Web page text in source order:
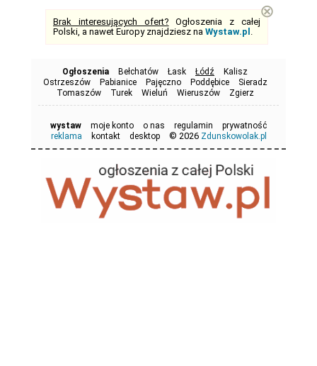
Brak interesujących ofert? Ogłoszenia z całej
Polski, a nawet Europy znajdziesz na Wystaw.pl .
⊗
Ogłoszenia Bełchatów Łask Łódź
Kalisz
Ostrzeszów
Pabianice Pajęczno Poddębice
Sieradz
Tomaszów
Turek Wieluń Wieruszów Zgierz
wystaw moje konto o nas regulamin
prywatność
reklama
kontakt desktop © 2026 Zdunskowolak.pl